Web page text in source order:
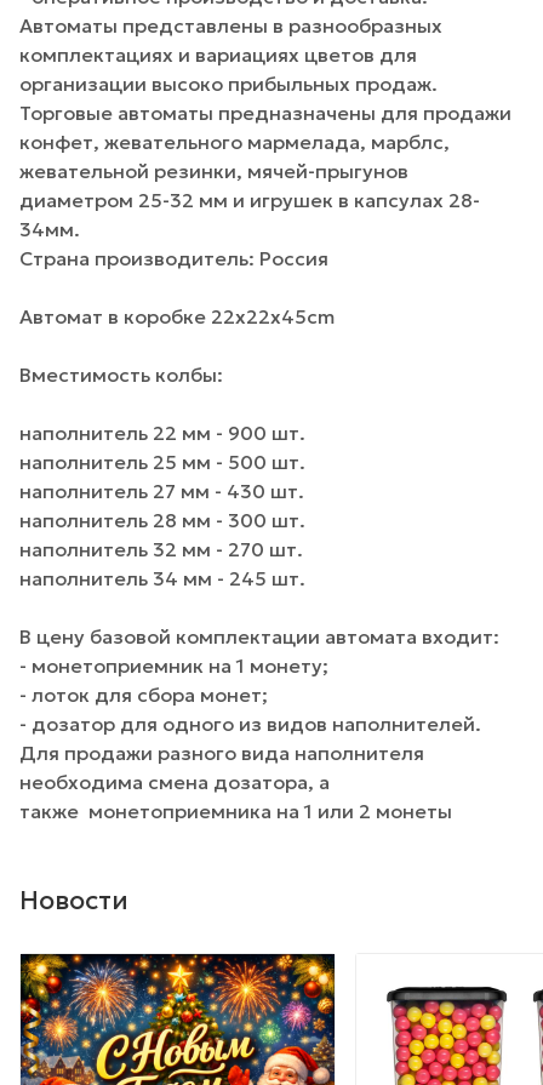
Автоматы представлены в разнообразных
комплектациях и вариациях цветов для
организации высоко прибыльных продаж.
Торговые автоматы предназначены для продажи
конфет, жевательного мармелада, марблс,
жевательной резинки, мячей-прыгунов
диаметром 25-32 мм и игрушек в капсулах 28-
34мм.
Страна производитель: Россия
Автомат в коробке 22x22x45cm
Вместимость колбы:
наполнитель 22 мм - 900 шт.
наполнитель 25 мм - 500 шт.
наполнитель 27 мм - 430 шт.
наполнитель 28 мм - 300 шт.
наполнитель 32 мм - 270 шт.
наполнитель 34 мм - 245 шт.
В цену базовой комплектации автомата входит:
- монетоприемник на 1 монету;
- лоток для сбора монет;
- дозатор для одного из видов наполнителей.
Для продажи разного вида наполнителя
необходима смена дозатора, а
также монетоприемника на 1 или 2 монеты
Новости